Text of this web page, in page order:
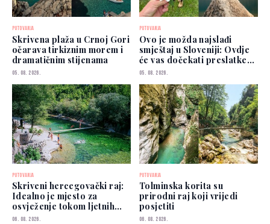
PUTOVANJA
Skrivena plaža u Crnoj Gori
očarava tirkiznim morem i
dramatičnim stijenama
05. 08. 2026.
PUTOVANJA
Ovo je možda najslađi
smještaj u Sloveniji: Ovdje
će vas dočekati preslatke
koze
05. 08. 2026.
PUTOVANJA
Skriveni hercegovački raj:
Idealno je mjesto za
osvježenje tokom ljetnih
vrućina
06. 08. 2026.
PUTOVANJA
Tolminska korita su
prirodni raj koji vrijedi
posjetiti
06. 08. 2026.